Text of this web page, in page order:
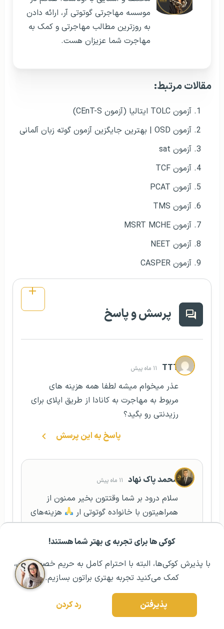
کوکی ها برای تجربه ی بهتر شما هستند!
با پذیرش کوکی‌ها، البته با احترام کامل به حریم خصوصیتون،
کمک می‌کنید تجربه بهتری براتون بسازیم.
پذیرفتن رد کردن
مشــاوره اولیه رایگان: ۰۲۱ ۴۳۰۰۰ ۰۲۱ رزرو مشاوره تخصصی
موسسه مهاجرتی گوتوتی آر، ارائه دادن
به روزترین مطالب مهاجرتی و کمک به
مهاجرت شما عزیزان هست.
مقالات مرتبط:
آزمون TOLC ایتالیا (آزمون CEnT-S)
آزمون OSD | بهترین جایگزین آزمون گوته زبان آلمانی
آزمون sat
آزمون TCF
آزمون PCAT
آزمون TMS
آزمون MSRT MCHE
آزمون NEET
آزمون CASPER
پرسش و پاسخ
TTT ۱۱ ماه پیش
عذر میخوام میشه لطفا همه هزینه های
مربوط به مهاجرت به کانادا از طریق اپلای برای
رزیدنتی رو بگید؟
پاسخ به این پرسش
محمد پاک نهاد ۱۱ ماه پیش
سلام درود بر شما وقتتون بخیر ممنون از
همراهیتون با خانواده گوتوتی ار
هزینه‌های
مهاجرت به کانادا شامل هزینه اپلیکیشن و
بررسی پرونده، هزینه بیومتریک، هزینه
هزینه معادل‌سازی مدارک تحصیلی، هزینه
آزمون زبان و هزینه سفر و آماده‌سازی برای
مهاجرت است. با در نظر گرفتن میانگین